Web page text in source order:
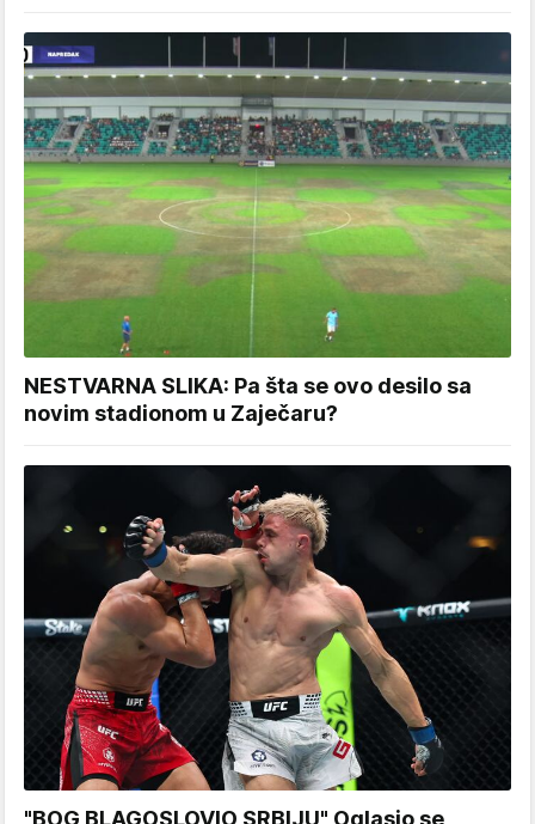
NESTVARNA SLIKA: Pa šta se ovo desilo sa
novim stadionom u Zaječaru?
"BOG BLAGOSLOVIO SRBIJU" Oglasio se